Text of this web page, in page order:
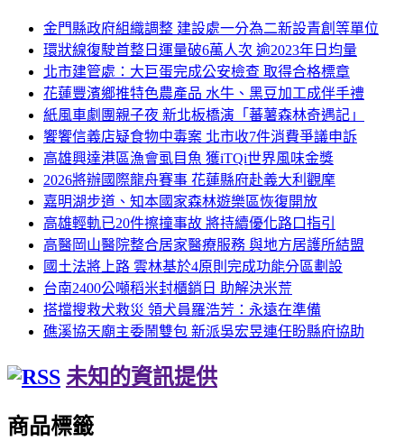
金門縣政府組織調整 建設處一分為二新設青創等單位
環狀線復駛首整日運量破6萬人次 逾2023年日均量
北市建管處：大巨蛋完成公安檢查 取得合格標章
花蓮豐濱鄉推特色農產品 水牛、黑豆加工成伴手禮
紙風車劇團親子夜 新北板橋演「蕃薯森林奇遇記」
饗饗信義店疑食物中毒案 北市收7件消費爭議申訴
高雄興達港區漁會虱目魚 獲iTQi世界風味金獎
2026將辦國際龍舟賽事 花蓮縣府赴義大利觀摩
嘉明湖步道、知本國家森林遊樂區恢復開放
高雄輕軌已20件擦撞事故 將持續優化路口指引
高醫岡山醫院整合居家醫療服務 與地方居護所結盟
國土法將上路 雲林基於4原則完成功能分區劃設
台南2400公噸稻米封櫃銷日 助解決米荒
搭擋搜救犬救災 領犬員羅浩芳：永遠在準備
礁溪協天廟主委鬧雙包 新派吳宏昱連任盼縣府協助
未知的資訊提供
商品標籤